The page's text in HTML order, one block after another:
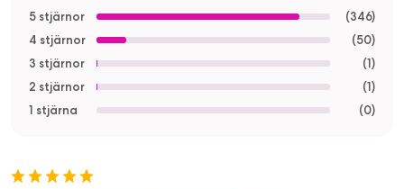
5 stjärnor (346)
4 stjärnor
(50)
3 stjärnor
(1)
2 stjärnor
(1)
1 stjärna
(0)